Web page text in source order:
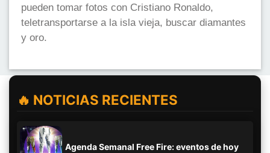
pueden tomar fotos con Cristiano Ronaldo,
teletransportarse a la isla vieja, buscar diamantes
y oro.
🔥 NOTICIAS RECIENTES
Agenda Semanal Free Fire: eventos de hoy